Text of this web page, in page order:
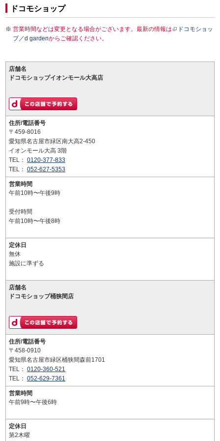
ドコモショップ
営業時間などは変更となる場合がございます。最新の情報は
ドコモショッ
プ／d gardenからご確認ください。
店舗名
ドコモショップイオンモール大高店
住所/電話番号
〒459-8016
愛知県名古屋市緑区南大高2-450
イオンモール大高 3階
TEL： 0120-377-833
TEL： 052-627-5353
営業時間
午前10時〜午後9時
受付時間
午前10時〜午後8時
定休日
無休
施設に準ずる
店舗名
ドコモショップ桶狭間店
住所/電話番号
〒458-0910
愛知県名古屋市緑区桶狭間森前1701
TEL： 0120-360-521
TEL： 052-629-7361
営業時間
午前9時〜午後6時
定休日
第2木曜